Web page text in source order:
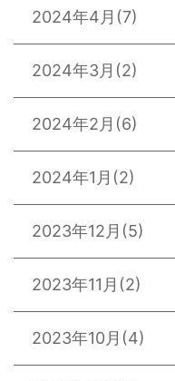
2024年4月 (7)
2024年3月 (2)
2024年2月 (6)
2024年1月 (2)
2023年12月 (5)
2023年11月 (2)
2023年10月 (4)